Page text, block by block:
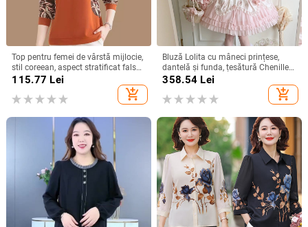
Top pentru femei de vârstă mijlocie,
stil coreean, aspect stratificat fals
din două piese, mânecă lungă,
poliester >95%, toamnă 2024
115.77 Lei
add_shopping_cart
Bluză Lolita cu mâneci prințese,
dantelă și funda, țesătură Chenille
cu 70–80% Spandex, guler de tip
358.54 Lei
add_shopping_cart